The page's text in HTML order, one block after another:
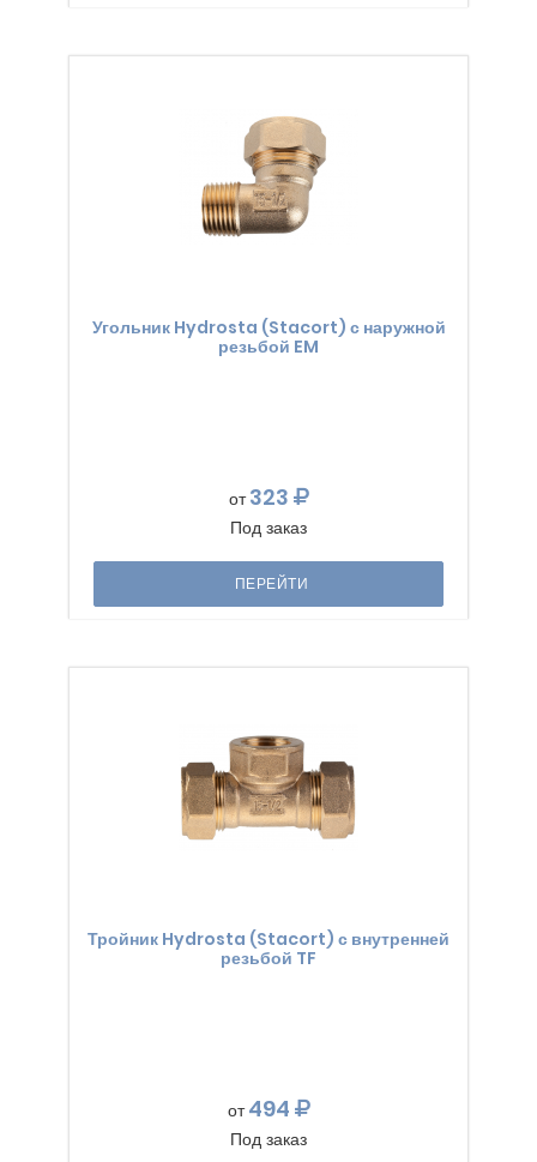
Угольник Hydrosta (Stacort) с наружной
резьбой EM
от323
Под заказ
ПЕРЕЙТИ
Тройник Hydrosta (Stacort) с внутренней
резьбой TF
от494
Под заказ